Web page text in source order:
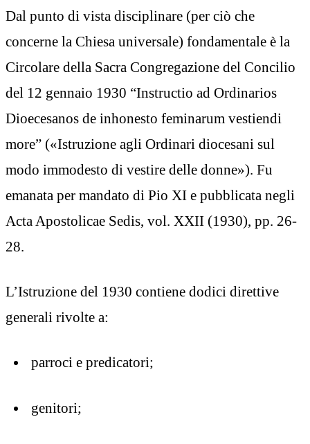
Dal punto di vista disciplinare (per ciò che
concerne la Chiesa universale) fondamentale è la
Circolare della Sacra Congregazione del Concilio
del 12 gennaio 1930 “Instructio ad Ordinarios
Dioecesanos de inhonesto feminarum vestiendi
more” («Istruzione agli Ordinari diocesani sul
modo immodesto di vestire delle donne»). Fu
emanata per mandato di Pio XI e pubblicata negli
Acta Apostolicae Sedis, vol. XXII (1930), pp. 26-
28.
L’Istruzione del 1930 contiene dodici direttive
generali rivolte a:
parroci e predicatori;
genitori;